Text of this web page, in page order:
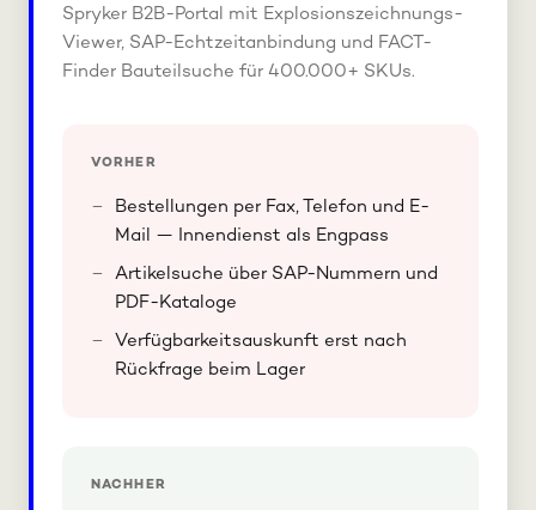
Spryker B2B-Portal mit Explosionszeichnungs-
Viewer, SAP-Echtzeitanbindung und FACT-
Finder Bauteilsuche für 400.000+ SKUs.
VORHER
Bestellungen per Fax, Telefon und E-
Mail — Innendienst als Engpass
Artikelsuche über SAP-Nummern und
PDF-Kataloge
Verfügbarkeitsauskunft erst nach
Rückfrage beim Lager
NACHHER